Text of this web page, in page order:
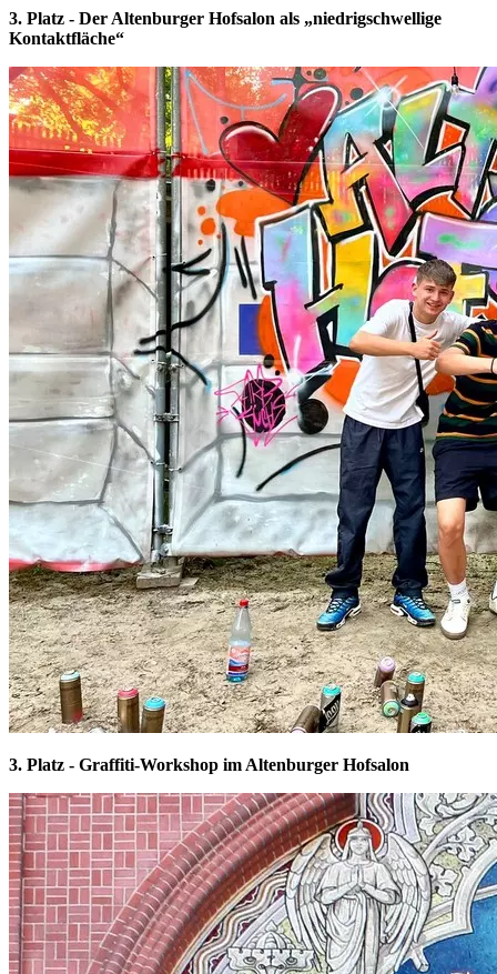
3. Platz - Der Altenburger Hofsalon als „niedrigschwellige
Kontaktfläche“
3. Platz - Graffiti-Workshop im Altenburger Hofsalon